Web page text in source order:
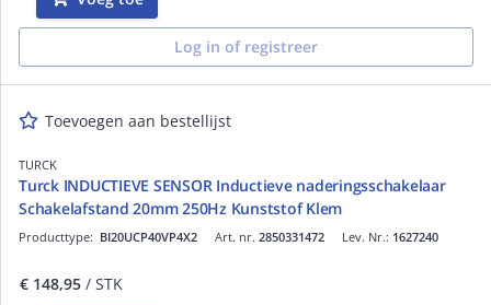
Log in of registreer
Toevoegen aan bestellijst
TURCK
Turck INDUCTIEVE SENSOR Inductieve naderingsschakelaar
Schakelafstand 20mm 250Hz Kunststof Klem
Art. nr. 2850331472
Producttype: BI20UCP40VP4X2 Lev. Nr.: 1627240
€ 148,95 / STK